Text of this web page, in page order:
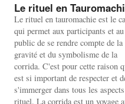
Le rituel en
Le rituel en tauromachie est le
qui permet aux participants et au
public de se rendre compte de la
gravité et du symbolisme de la
corrida. C'est pour cette raison
est si important de respecter et
s'immerger dans tous les
rituel. La corrida est un voyage